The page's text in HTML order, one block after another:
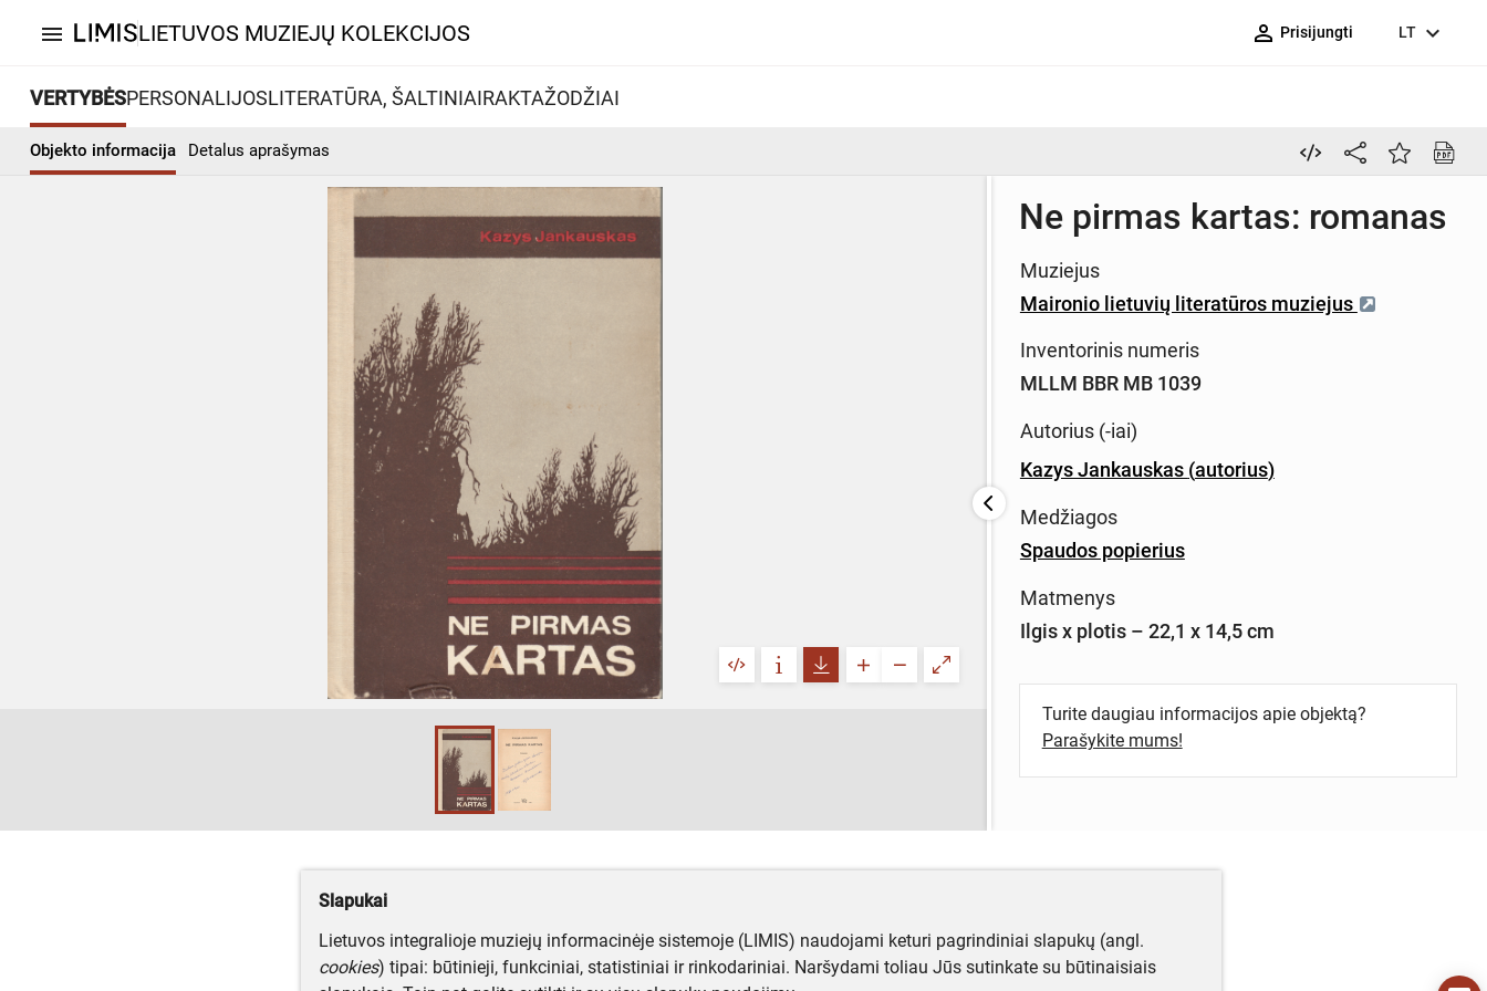
menu LIETUVOS MUZIEJŲ KOLEKCIJOS person_outline Prisijungti LT expand_more
VERTYBĖSPERSONALIJOSLITERATŪRA, ŠALTINIAIRAKTAŽODŽIAI
Objekto informacija Detalus aprašymas
Ne pirmas kartas: romanas
Muziejus
Maironio lietuvių literatūros muziejus
Inventorinis numeris
MLLM BBR MB 1039
Autorius (-iai)
Kazys Jankauskas (autorius)
Medžiagos
Spaudos popierius
Matmenys
Ilgis x plotis – 22,1 x 14,5 cm
Turite daugiau informacijos apie objektą?
Parašykite mums!
Slapukai
Lietuvos integralioje muziejų informacinėje sistemoje (LIMIS) naudojami keturi pagrindiniai slapukų (angl.
cookies) tipai: būtinieji, funkciniai, statistiniai ir rinkodariniai. Naršydami toliau Jūs sutinkate su būtinaisiais